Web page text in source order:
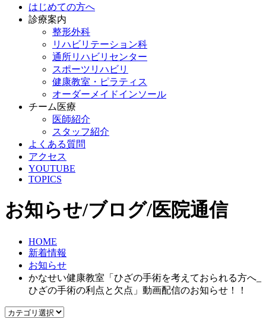
はじめての方へ
診療案内
整形外科
リハビリテーション科
通所リハビリセンター
スポーツリハビリ
健康教室・ピラティス
オーダーメイドインソール
チーム医療
医師紹介
スタッフ紹介
よくある質問
アクセス
YOUTUBE
TOPICS
お知らせ/ブログ/医院通信
HOME
新着情報
お知らせ
かなせい健康教室「ひざの手術を考えておられる方へ_
ひざの手術の利点と欠点」動画配信のお知らせ！！